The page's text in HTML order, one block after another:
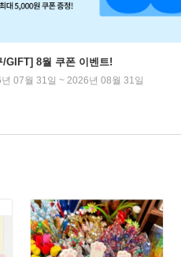
/GIFT] 8월 쿠폰 이벤트!
07월 31일 ~ 2026년 08월 31일